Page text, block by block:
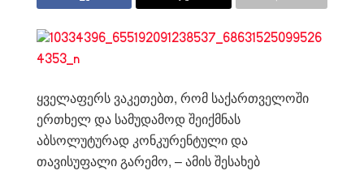
ყველაფერს ვაკეთებთ, რომ საქართველოში
ერთხელ და სამუდამოდ შეიქმნას
აბსოლუტურად კონკურენტული და
თავისუფალი გარემო, – ამის შესახებ